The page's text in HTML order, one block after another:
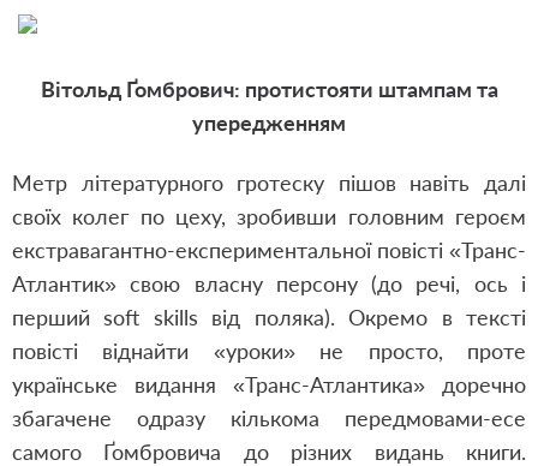
Вітольд Ґомбрович: протистояти штампам та
упередженням
Метр літературного гротеску пішов навіть далі
своїх колег по цеху, зробивши головним героєм
екстравагантно-експериментальної повісті «Транс-
Атлантик» свою власну персону (до речі, ось і
перший soft skills від поляка). Окремо в тексті
повісті віднайти «уроки» не просто, проте
українське видання «Транс-Атлантика» доречно
збагачене одразу кількома передмовами-есе
самого Ґомбровича до різних видань книги.